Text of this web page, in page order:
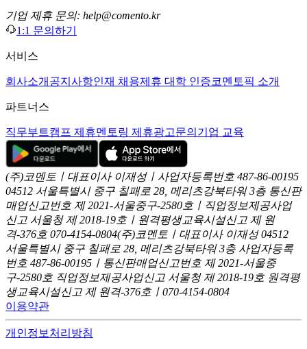
기업 제휴 문의: help@comento.kr
1:1 문의하기
서비스
회사소개 공지사항인재 채용제휴 대학 인증코멘토픽 소개
파트너스
직무부트캠프 제휴멘토링 제휴광고문의 기업 교육
(주)코멘토ㅣ대표이사 이재성ㅣ사업자등록번호 487-86-00195
04512 서울특별시 중구 칠패로 28, 메리츠강북타워 3층 통신판
매업신고번호 제 2021-서울중구-2580호ㅣ직업정보제공사업
신고 서울청 제 2018-19호ㅣ원격평생교육시설신고 제 원
격-376호 070-4154-0804(주)코멘토ㅣ대표이사 이재성 04512
서울특별시 중구 칠패로 28, 메리츠강북타워 3층 사업자등록
번호 487-86-00195ㅣ통신판매업신고번호 제 2021-서울중
구-2580호 직업정보제공사업신고 서울청 제 2018-19호 원격평
생교육시설신고 제 원격-376호ㅣ070-4154-0804
이용약관
개인정보처리방침